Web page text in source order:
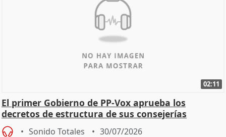
02:11
El primer Gobierno de PP-Vox aprueba los
decretos de estructura de sus consejerías
Sonido Totales 30/07/2026